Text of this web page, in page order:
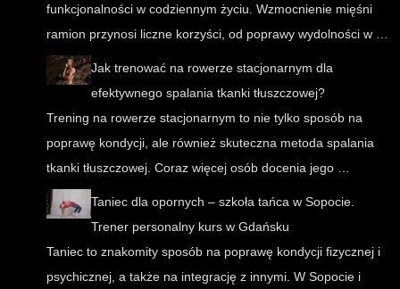
funkcjonalności w codziennym życiu. Wzmocnienie mięśni
ramion przynosi liczne korzyści, od poprawy wydolności w …
Jak trenować na rowerze stacjonarnym dla
efektywnego spalania tkanki tłuszczowej?
Trening na rowerze stacjonarnym to nie tylko sposób na
poprawę kondycji, ale również skuteczna metoda spalania
tkanki tłuszczowej. Coraz więcej osób docenia jego …
Taniec dla opornych – szkoła tańca w Sopocie.
Trener personalny kurs w Gdańsku
Taniec to znakomity sposób na poprawę kondycji fizycznej i
psychicznej, a także na integrację z innymi. W Sopocie i